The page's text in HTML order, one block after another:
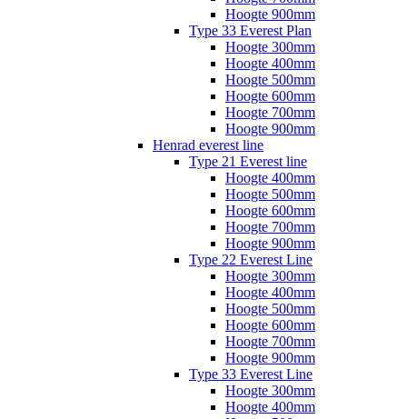
Hoogte 900mm
Type 33 Everest Plan
Hoogte 300mm
Hoogte 400mm
Hoogte 500mm
Hoogte 600mm
Hoogte 700mm
Hoogte 900mm
Henrad everest line
Type 21 Everest line
Hoogte 400mm
Hoogte 500mm
Hoogte 600mm
Hoogte 700mm
Hoogte 900mm
Type 22 Everest Line
Hoogte 300mm
Hoogte 400mm
Hoogte 500mm
Hoogte 600mm
Hoogte 700mm
Hoogte 900mm
Type 33 Everest Line
Hoogte 300mm
Hoogte 400mm